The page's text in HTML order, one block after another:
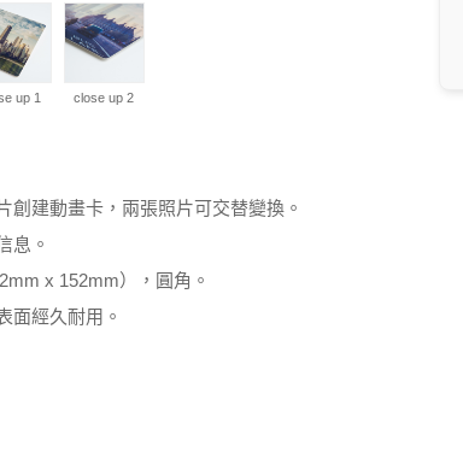
up 1 close up 2
創建動畫卡，兩張照片可交替變換。
息。
x 152mm），圓角。
面經久耐用。